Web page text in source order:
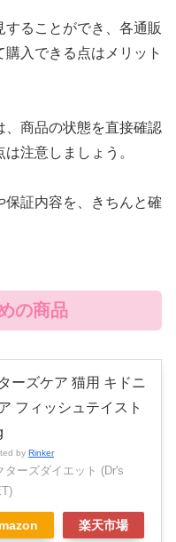
ることができ、各通販
入できる点はメリット
、商品の状態を直接確認
注意しましょう。
証内容を、きちんと確
の商品
ーズケア 猫用 キドニ
フィッシュテイスト
by Rinker
ターズダイエット (Dr's
楽天市場